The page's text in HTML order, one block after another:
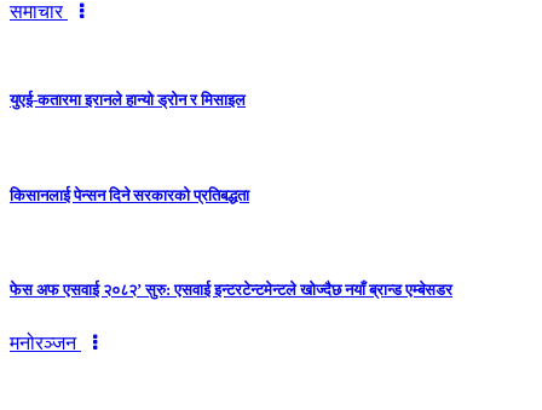
समाचार
युएई-कतारमा इरानले हान्यो ड्रोन र मिसाइल
किसानलाई पेन्सन दिने सरकारको प्रतिबद्धता
फेस अफ एसवाई २०८२’ सुरु: एसवाई इन्टरटेन्टमेन्टले खोज्दैछ नयाँ ब्रान्ड एम्बेसडर
मनोरञ्जन